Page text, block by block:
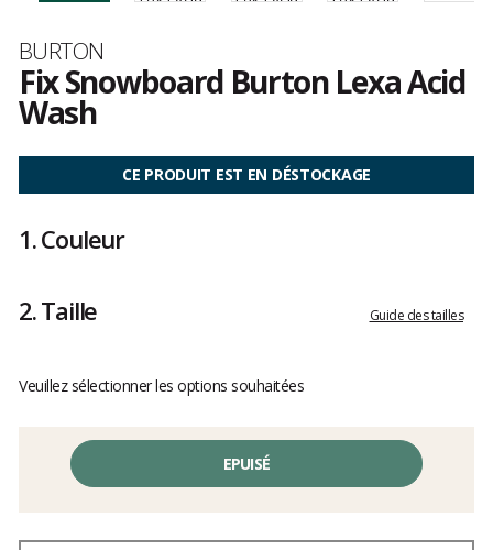
Marque
BURTON
Fix Snowboard Burton Lexa Acid
Wash
avis
CE PRODUIT EST EN DÉSTOCKAGE
1.Couleur
2.Taille Guide des tailles
Veuillez sélectionner les options souhaitées
EPUISÉ